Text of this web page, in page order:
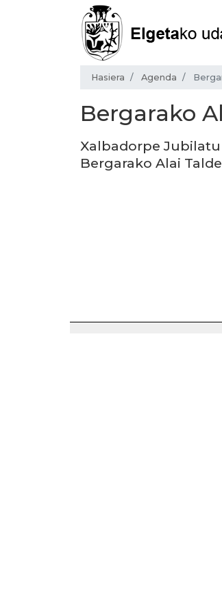
Hasiera Agenda
Bergarako
Xalbadorpe
Bergarako Alai